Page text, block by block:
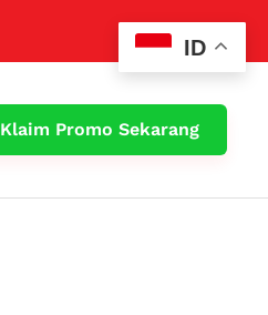
Klaim Promo Sekarang
ID